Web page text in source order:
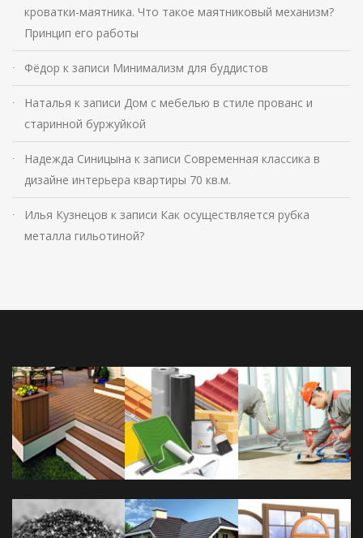
кроватки-маятника. Что такое маятниковый механизм?
Принцип его работы
Фёдор к записи Минимализм для буддистов
Наталья к записи Дом с мебелью в стиле прованс и
старинной буржуйкой
Надежда Синицына к записи Современная классика в
дизайне интерьера квартиры 70 кв.м.
Илья Кузнецов к записи Как осуществляется рубка
металла гильотиной?